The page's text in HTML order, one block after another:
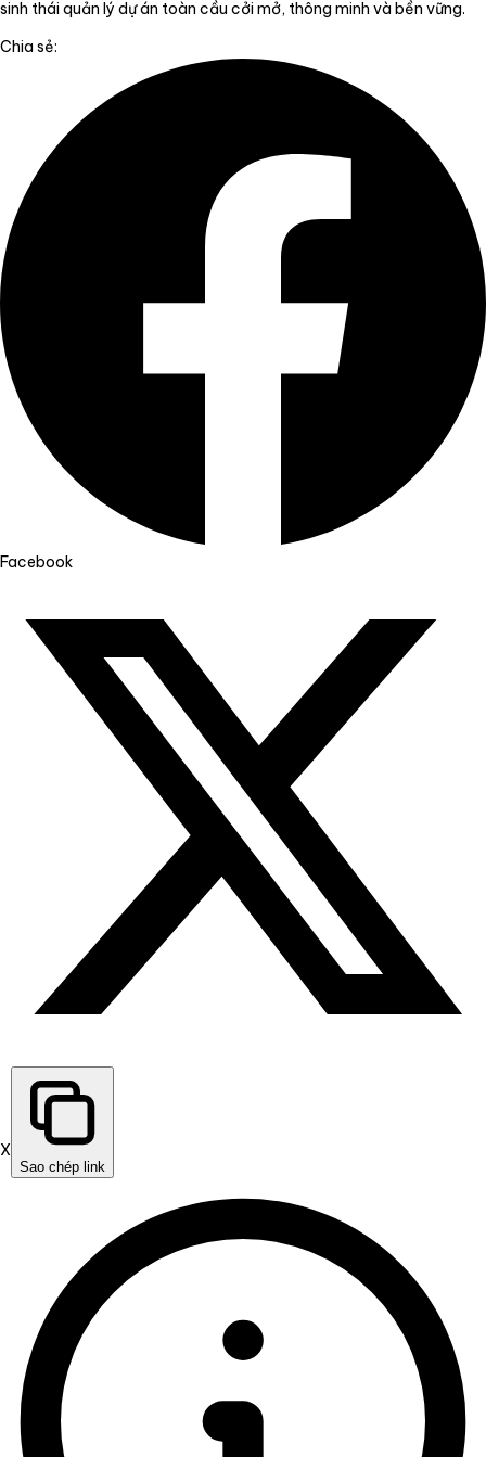
sinh thái quản lý dự án toàn cầu cởi mở, thông minh và bền vững.
Chia sẻ:
Facebook
X
Sao chép link